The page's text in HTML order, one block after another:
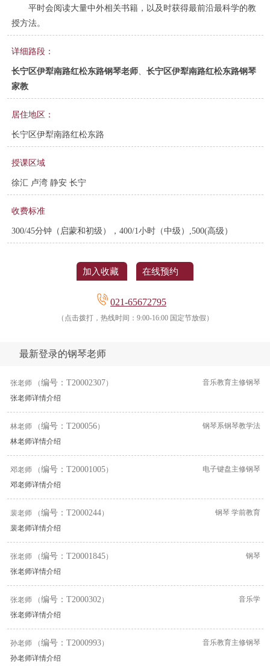
平时会阅读大量中外相关书籍，以及时获得最前沿最科学的教
授方法。
详细路段：
长宁区伊犁南路红松东路钢琴老师、 长宁区伊犁南路红松东路钢琴
家教
居住地区：
长宁区伊犁南路红松东路
授课区域
徐汇 卢湾 静安 长宁
收费标准
300/45分钟（启蒙和初级），400/1小时（中级）,500(高级）
加入收藏 在线预约
021-65672795
（点击拨打，热线时间：9:00-16:00 国定节放假）
最新登录的钢琴老师
张老师 （编号：T20002307）
音乐教育主修钢琴
张老师详情介绍
林老师 （编号：T200056）
钢琴系钢琴教学法
林老师详情介绍
邓老师 （编号：T20001005）
电子键盘主修钢琴
邓老师详情介绍
裴老师 （编号：T2000244）
钢琴 学前教育
裴老师详情介绍
张老师 （编号：T20001845）
钢琴
张老师详情介绍
张老师 （编号：T2000302）
音乐学
张老师详情介绍
孙老师 （编号：T2000993）
音乐教育主修钢琴
孙老师详情介绍